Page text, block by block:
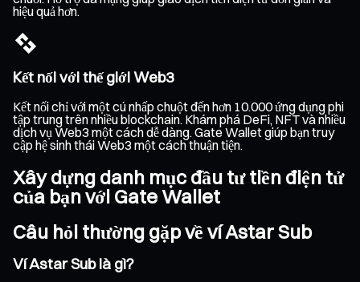
hiệu quả hơn.
Kết nối với thế giới Web3
Kết nối chỉ với một cú nhấp chuột đến hơn 10.000 ứng dụng phi
tập trung trên nhiều blockchain. Khám phá DeFi, NFT và nhiều
dịch vụ Web3 một cách dễ dàng. Gate Wallet giúp bạn truy
cập hệ sinh thái Web3 một cách thuận tiện.
Xây dựng danh mục đầu tư tiền điện tử
của bạn với Gate Wallet
Câu hỏi thường gặp về ví Astar Sub
Ví Astar Sub là gì?